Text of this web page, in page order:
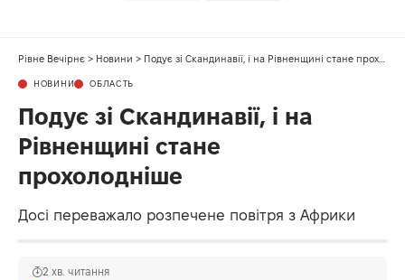
Рівне Вечірнє > Новини > Подує зі Скандинавії, і на Рівненщині стане прохолодніше
НОВИНИ ОБЛАСТЬ
Подує зі Скандинавії, і на
Рівненщині стане
прохолодніше
Досі переважало розпечене повітря з Африки
2 хв. читання